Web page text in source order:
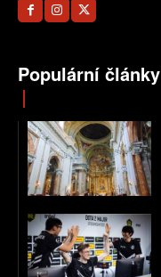
Populární články